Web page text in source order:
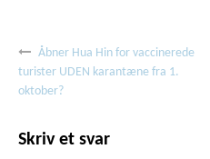
Indlægsnavigation
Åbner Hua Hin for vaccinerede
turister UDEN karantæne fra 1.
oktober?
Skriv et svar